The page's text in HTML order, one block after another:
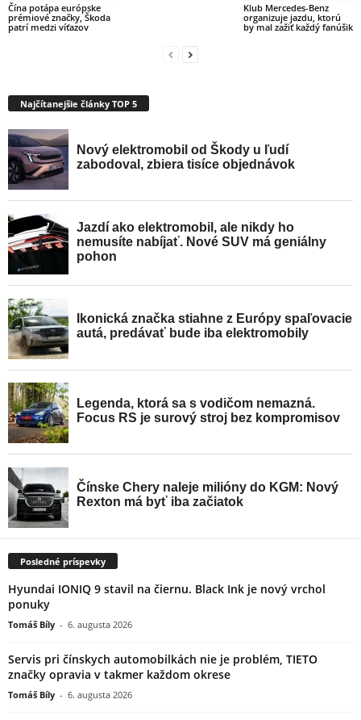
Čína potápa európske
prémiové značky, Škoda
patrí medzi víťazov
Klub Mercedes-Benz
organizuje jazdu, ktorú
by mal zažiť každý fanúšik
Najčítanejšie články TOP 5
Posledné príspevky
Hyundai IONIQ 9 stavil na čiernu. Black Ink je nový vrchol
ponuky
Tomáš Bíly - 6. augusta 2026
Servis pri čínskych automobilkách nie je problém, TIETO
značky opravia v takmer každom okrese
Tomáš Bíly - 6. augusta 2026